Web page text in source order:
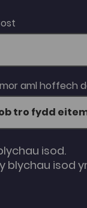
aml hoffech
isod.
blychau isod